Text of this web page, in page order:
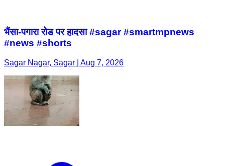
भैंसा-पगारा रोड पर हादसा #sagar #smartmpnews
#news #shorts
Sagar Nagar, Sagar | Aug 7, 2026